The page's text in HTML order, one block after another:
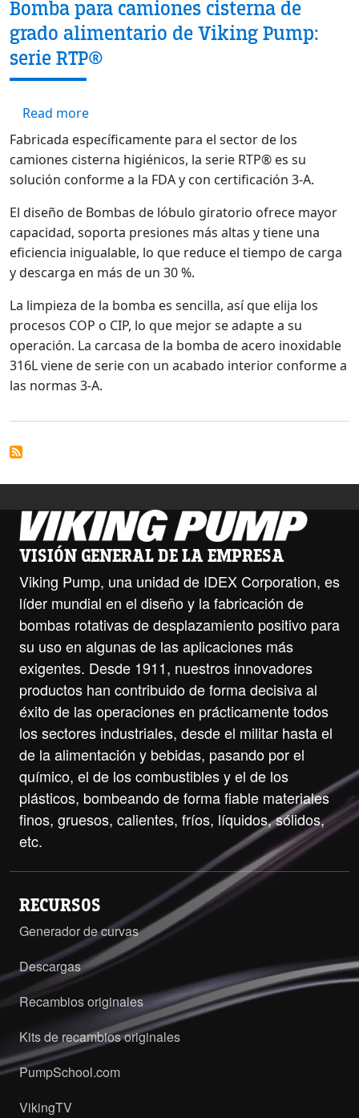
Bomba para camiones cisterna de
grado alimentario de Viking Pump:
serie RTP®
Read moreabout Bomba para camiones cisterna de
Fabricada específicamente para el sector de los
camiones cisterna higiénicos, la serie RTP® es su
solución conforme a la FDA y con certificación 3-A.
El diseño de Bombas de lóbulo giratorio ofrece mayor
capacidad, soporta presiones más altas y tiene una
eficiencia inigualable, lo que reduce el tiempo de carga
y descarga en más de un 30 %.
La limpieza de la bomba es sencilla, así que elija los
procesos COP o CIP, lo que mejor se adapte a su
operación. La carcasa de la bomba de acero inoxidable
316L viene de serie con un acabado interior conforme a
las normas 3-A.
VISIÓN GENERAL DE LA EMPRESA
Viking Pump, una unidad de IDEX Corporation, es
líder mundial en el diseño y la fabricación de
bombas rotativas de desplazamiento positivo para
su uso en algunas de las aplicaciones más
exigentes. Desde 1911, nuestros innovadores
productos han contribuido de forma decisiva al
éxito de las operaciones en prácticamente todos
los sectores industriales, desde el militar hasta el
de la alimentación y bebidas, pasando por el
químico, el de los combustibles y el de los
plásticos, bombeando de forma fiable materiales
finos, gruesos, calientes, fríos, líquidos, sólidos,
etc.
RECURSOS
Generador de curvas
Descargas
Recambios originales
Kits de recambios originales
PumpSchool.com
VikingTV